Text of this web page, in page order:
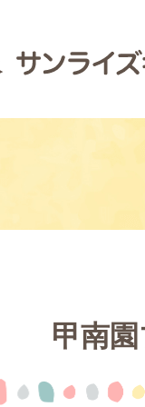
甲南